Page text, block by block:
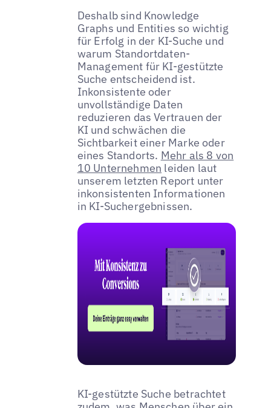
Deshalb sind Knowledge
Graphs und Entities so wichtig
für Erfolg in der KI-Suche und
warum Standortdaten-
Management für KI-gestützte
Suche entscheidend ist.
Inkonsistente oder
unvollständige Daten
reduzieren das Vertrauen der
KI und schwächen die
Sichtbarkeit einer Marke oder
eines Standorts. Mehr als 8 von
10 Unternehmen leiden laut
unserem letzten Report unter
inkonsistenten Informationen
in KI-Suchergebnissen.
KI-gestützte Suche betrachtet